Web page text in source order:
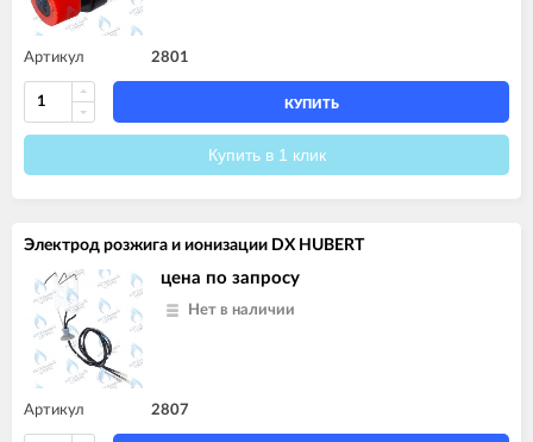
Артикул 2801
КУПИТЬ
Купить в 1 клик
Электрод розжига и ионизации DX HUBERT
цена по запросу
Нет в наличии
Артикул 2807